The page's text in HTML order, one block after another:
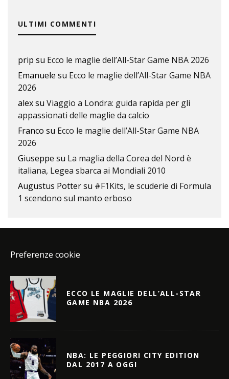
ULTIMI COMMENTI
prip su Ecco le maglie dell’All-Star Game NBA 2026
Emanuele su Ecco le maglie dell’All-Star Game NBA
2026
alexsu Viaggio a Londra: guida rapida per gli
appassionati delle maglie da calcio
Franco su Ecco le maglie dell’All-Star Game NBA
2026
Giuseppe su La maglia della Corea del Nord è
italiana, Legea sbarca ai Mondiali 2010
Augustus Pottersu #F1Kits, le scuderie di Formula
1 scendono sul manto erboso
Preferenze cookie
ECCO LE MAGLIE DELL’ALL-STAR
GAME NBA 2026
NBA: LE PEGGIORI CITY EDITION
DAL 2017 A OGGI